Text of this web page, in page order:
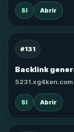
SI Abrir
#131
Backlink
5231.xg4ken.com
SI Abrir